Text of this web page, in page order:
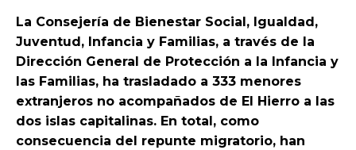
La Consejería de Bienestar Social, Igualdad,
Juventud, Infancia y Familias, a través de la
Dirección General de Protección a la Infancia y
las Familias, ha trasladado a 333 menores
extranjeros no acompañados de El Hierro a las
dos islas capitalinas. En total, como
consecuencia del repunte migratorio, han